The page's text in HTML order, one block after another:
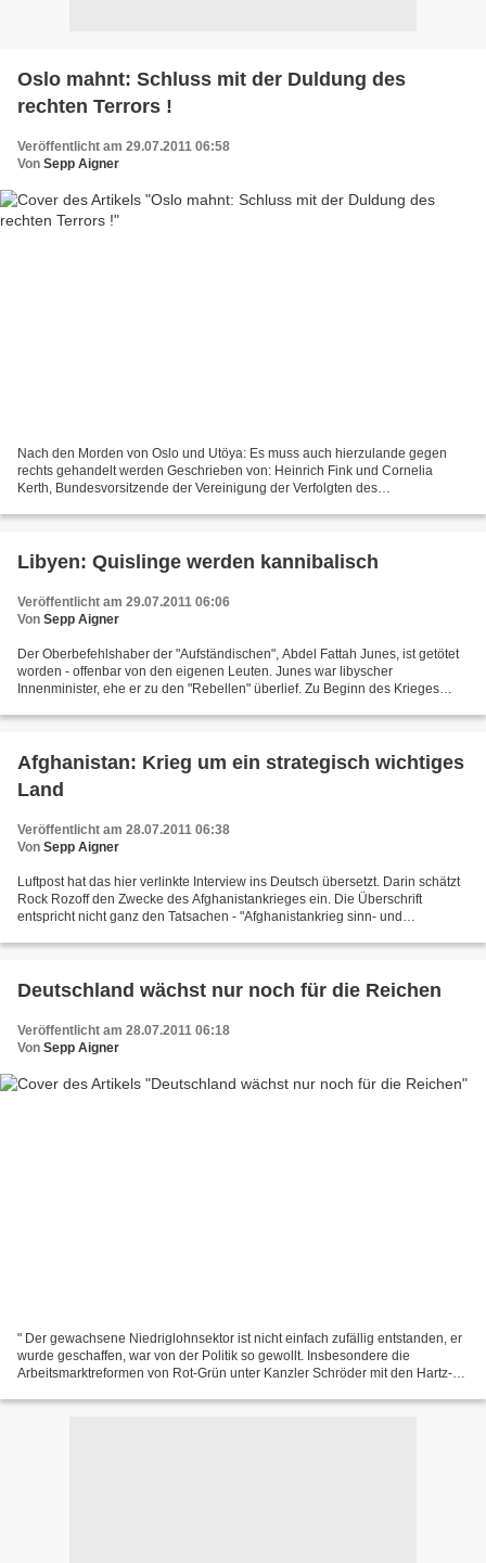
Oslo mahnt: Schluss mit der Duldung des
rechten Terrors !
Veröffentlicht am 29.07.2011 06:58
Von Sepp Aigner
Nach den Morden von Oslo und Utöya: Es muss auch hierzulande gegen
rechts gehandelt werden Geschrieben von: Heinrich Fink und Cornelia
Kerth, Bundesvorsitzende der Vereinigung der Verfolgten des
Libyen: Quislinge werden kannibalisch
Veröffentlicht am 29.07.2011 06:06
Von Sepp Aigner
Der Oberbefehlshaber der "Aufständischen", Abdel Fattah Junes, ist getötet
worden - offenbar von den eigenen Leuten. Junes war libyscher
Innenminister, ehe er zu den "Rebellen" überlief. Zu Beginn des Krieges
Afghanistan: Krieg um ein strategisch wichtiges
Land
Veröffentlicht am 28.07.2011 06:38
Von Sepp Aigner
Luftpost hat das hier verlinkte Interview ins Deutsch übersetzt. Darin schätzt
Rock Rozoff den Zwecke des Afghanistankrieges ein. Die Überschrift
entspricht nicht ganz den Tatsachen - "Afghanistankrieg sinn- und
Deutschland wächst nur noch für die Reichen
Veröffentlicht am 28.07.2011 06:18
Von Sepp Aigner
" Der gewachsene Niedriglohnsektor ist nicht einfach zufällig entstanden, er
wurde geschaffen, war von der Politik so gewollt. Insbesondere die
Arbeitsmarktreformen von Rot-Grün unter Kanzler Schröder mit den Hartz-